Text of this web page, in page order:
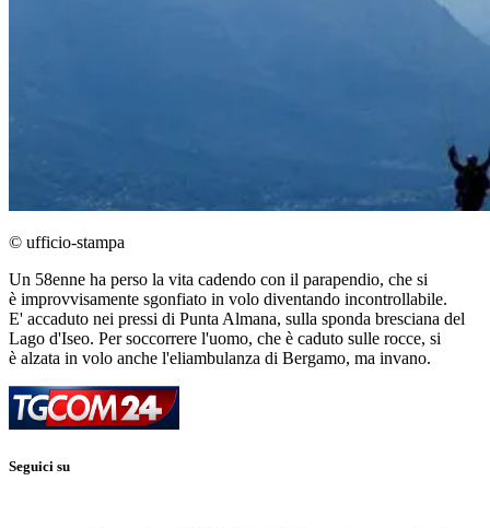
© ufficio-stampa
Un 58enne ha perso la vita cadendo con il parapendio, che si
è improvvisamente sgonfiato in volo diventando incontrollabile.
E' accaduto nei pressi di Punta Almana, sulla sponda bresciana del
Lago d'Iseo. Per soccorrere l'uomo, che è caduto sulle rocce, si
è alzata in volo anche l'eliambulanza di Bergamo, ma invano.
Seguici su